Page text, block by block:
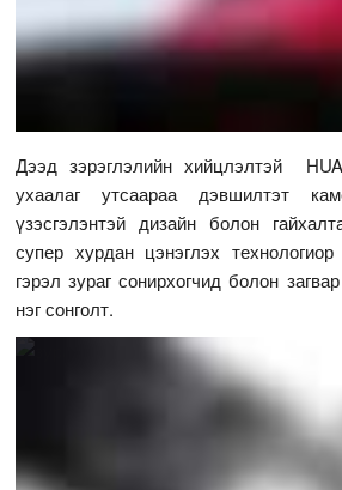
Дээд зэрэглэлийн хийцлэлтэй
ухаалаг утсаараа дэвшилтэт
үзэсгэлэнтэй дизайн болон
супер хурдан цэнэглэх технологиор
гэрэл зураг сонирхогчид болон
нэг сонголт.